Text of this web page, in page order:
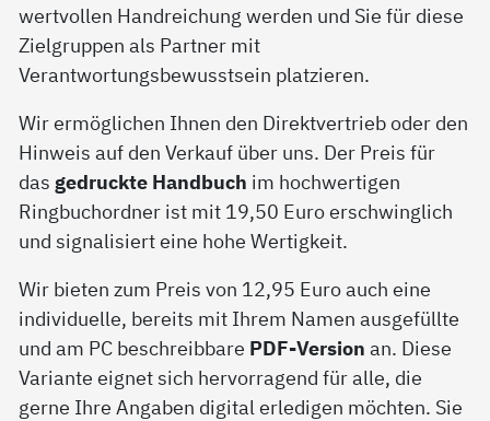
wertvollen Handreichung werden und Sie für diese
Zielgruppen als Partner mit
Verantwortungsbewusstsein platzieren.
Wir ermöglichen Ihnen den Direktvertrieb oder den
Hinweis auf den Verkauf über uns. Der Preis für
das gedruckte Handbuch im hochwertigen
Ringbuchordner ist mit 19,50 Euro erschwinglich
und signalisiert eine hohe Wertigkeit.
Wir bieten zum Preis von 12,95 Euro auch eine
individuelle, bereits mit Ihrem Namen ausgefüllte
und am PC beschreibbare PDF-Version an. Diese
Variante eignet sich hervorragend für alle, die
gerne Ihre Angaben digital erledigen möchten. Sie